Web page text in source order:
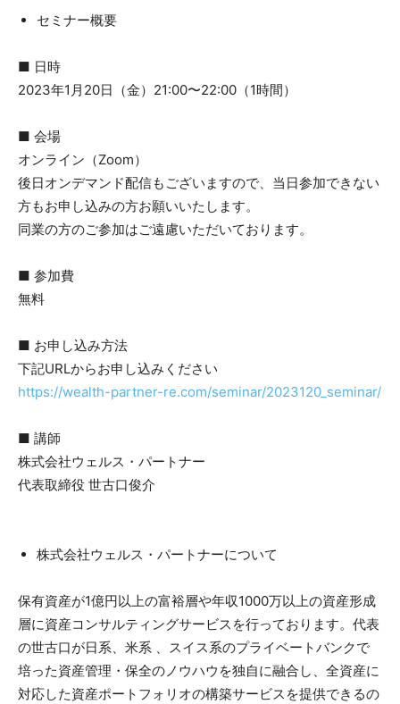
セミナー概要
■ 日時
2023年1月20日（金）21:00〜22:00（1時間）
■ 会場
オンライン（Zoom）
後日オンデマンド配信もございますので、当日参加できない
方もお申し込みの方お願いいたします。
同業の方のご参加はご遠慮いただいております。
■ 参加費
無料
■ お申し込み方法
下記URLからお申し込みください
https://wealth-partner-re.com/seminar/2023120_seminar/
■ 講師
株式会社ウェルス・パートナー
代表取締役 世古口俊介
株式会社ウェルス・パートナーについて
保有資産が1億円以上の富裕層や年収1000万以上の資産形成
層に資産コンサルティングサービスを行っております。代表
の世古口が日系、米系 、スイス系のプライベートバンクで
培った資産管理・保全のノウハウを独自に融合し、全資産に
対応した資産ポートフォリオの構築サービスを提供できるの